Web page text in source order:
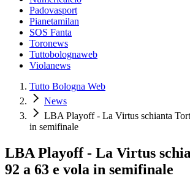
Padovasport
Pianetamilan
SOS Fanta
Toronews
Tuttobolognaweb
Violanews
Tutto Bologna Web
News
LBA Playoff - La Virtus schianta
in semifinale
LBA Playoff - La Virtus
92 a 63 e vola in semifinale